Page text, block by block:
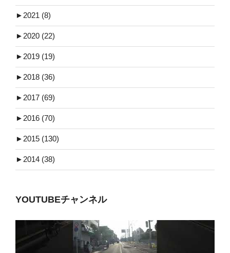
► 2021 (8)
► 2020 (22)
► 2019 (19)
► 2018 (36)
► 2017 (69)
► 2016 (70)
► 2015 (130)
► 2014 (38)
YOUTUBEチャンネル